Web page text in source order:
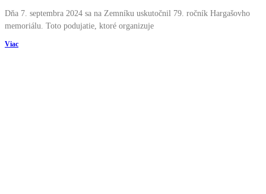
Dňa 7. septembra 2024 sa na Zemníku uskutočnil 79. ročník Hargašovho
memoriálu. Toto podujatie, ktoré organizuje
Viac